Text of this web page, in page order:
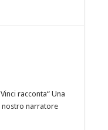
racconta“ Una
nostro narratore